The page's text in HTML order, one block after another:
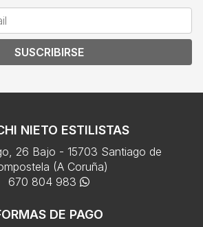
SUSCRIBIRSE
NIETO ESTILISTAS
26 Bajo - 15703 Santiago de
(A Coruña)
670 804 983
DE PAGO